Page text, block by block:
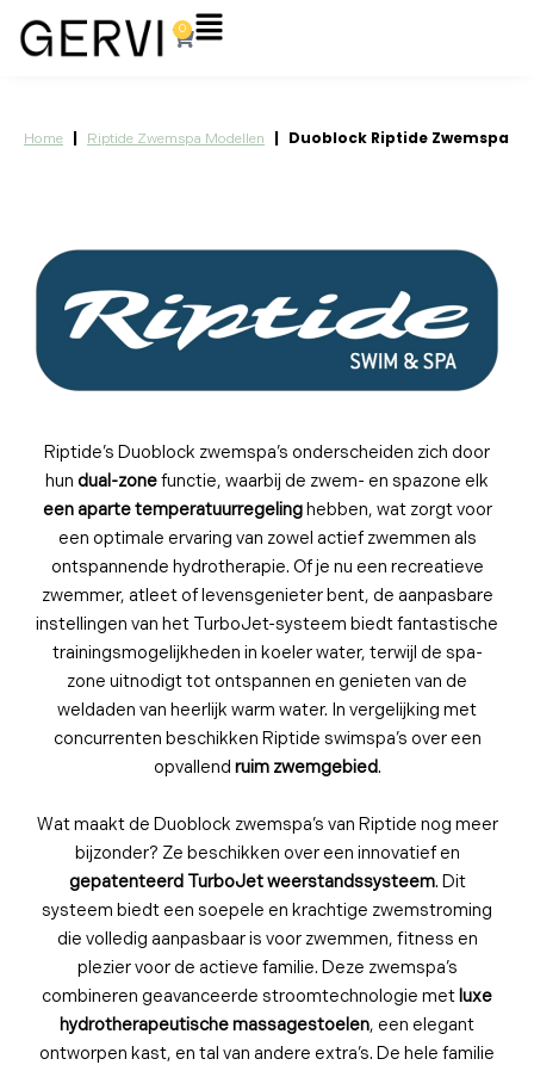
naar
0
Winkelwagen
Flyout
Home | Riptide Zwemspa Modellen | Duoblock Riptide Zwemspa
Riptide’s Duoblock zwemspa’s onderscheiden zich door
hun dual-zonefunctie, waarbij de zwem- en spazone elk
een aparte temperatuurregelinghebben, wat zorgt voor
een optimale ervaring van zowel actief zwemmen als
ontspannende hydrotherapie. Of je nu een recreatieve
zwemmer, atleet of levensgenieter bent, de aanpasbare
instellingen van het TurboJet-systeem biedt fantastische
trainingsmogelijkheden in koeler water, terwijl de spa-
zone uitnodigt tot ontspannen en genieten van de
weldaden van heerlijk warm water. In vergelijking met
concurrenten beschikken Riptide swimspa’s over een
opvallend ruim zwemgebied.
Wat maakt de Duoblock zwemspa’s van Riptide nog meer
bijzonder? Ze beschikken over een innovatief en
gepatenteerd TurboJet weerstandssysteem. Dit
systeem biedt een soepele en krachtige zwemstroming
die volledig aanpasbaar is voor zwemmen, fitness en
plezier voor de actieve familie. Deze zwemspa’s
combineren geavanceerde stroomtechnologie met luxe
hydrotherapeutische massagestoelen, een elegant
ontworpen kast, en tal van andere extra’s. De hele familie